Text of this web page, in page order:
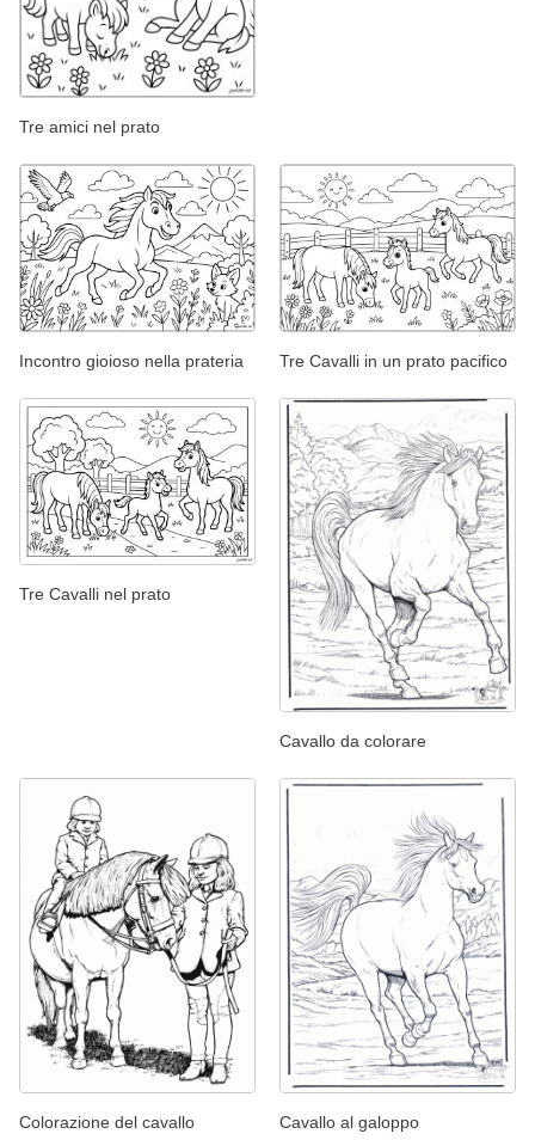
Tre amici nel prato
Incontro gioioso nella prateria Tre Cavalli in un prato pacifico
Tre Cavalli nel prato
Cavallo da colorare
Colorazione del cavallo Cavallo al galoppo